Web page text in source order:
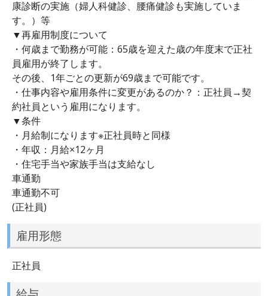
康診断の実施（婦人科健診、腰痛健診も実施していま
す。）等
▼再雇用制度について
・何歳まで勤務が可能：65歳を迎えた歳の年度末で正社
員雇用が終了します。
その後、1年ごとの更新が69歳まで可能です。
・仕事内容や雇用条件に変更があるのか？：正社員→契
約社員という雇用になります。
▼条件
・月給制になります※正社員時と同様
・年収：月給×12ヶ月
・住宅手当や家族手当は支給なし
車通勤
車通勤不可
(正社員)
雇用形態
正社員